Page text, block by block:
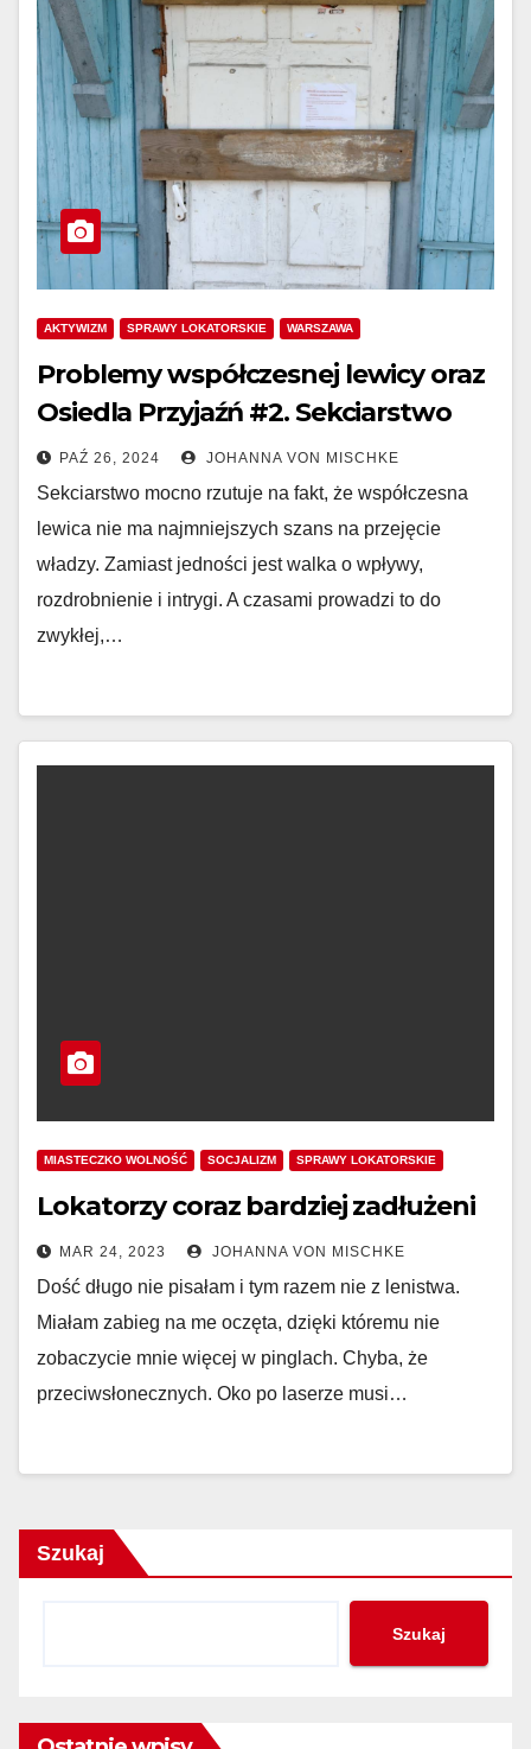
AKTYWIZM SPRAWY LOKATORSKIE WARSZAWA
Problemy współczesnej lewicy oraz
Osiedla Przyjaźń #2. Sekciarstwo
PAŹ 26, 2024 JOHANNA VON MISCHKE
Sekciarstwo mocno rzutuje na fakt, że współczesna
lewica nie ma najmniejszych szans na przejęcie
władzy. Zamiast jedności jest walka o wpływy,
rozdrobnienie i intrygi. A czasami prowadzi to do
zwykłej,…
MIASTECZKO WOLNOŚĆ SOCJALIZM SPRAWY LOKATORSKIE
Lokatorzy coraz bardziej zadłużeni
MAR 24, 2023 JOHANNA VON MISCHKE
Dość długo nie pisałam i tym razem nie z lenistwa.
Miałam zabieg na me oczęta, dzięki któremu nie
zobaczycie mnie więcej w pinglach. Chyba, że
przeciwsłonecznych. Oko po laserze musi…
Szukaj
Szukaj